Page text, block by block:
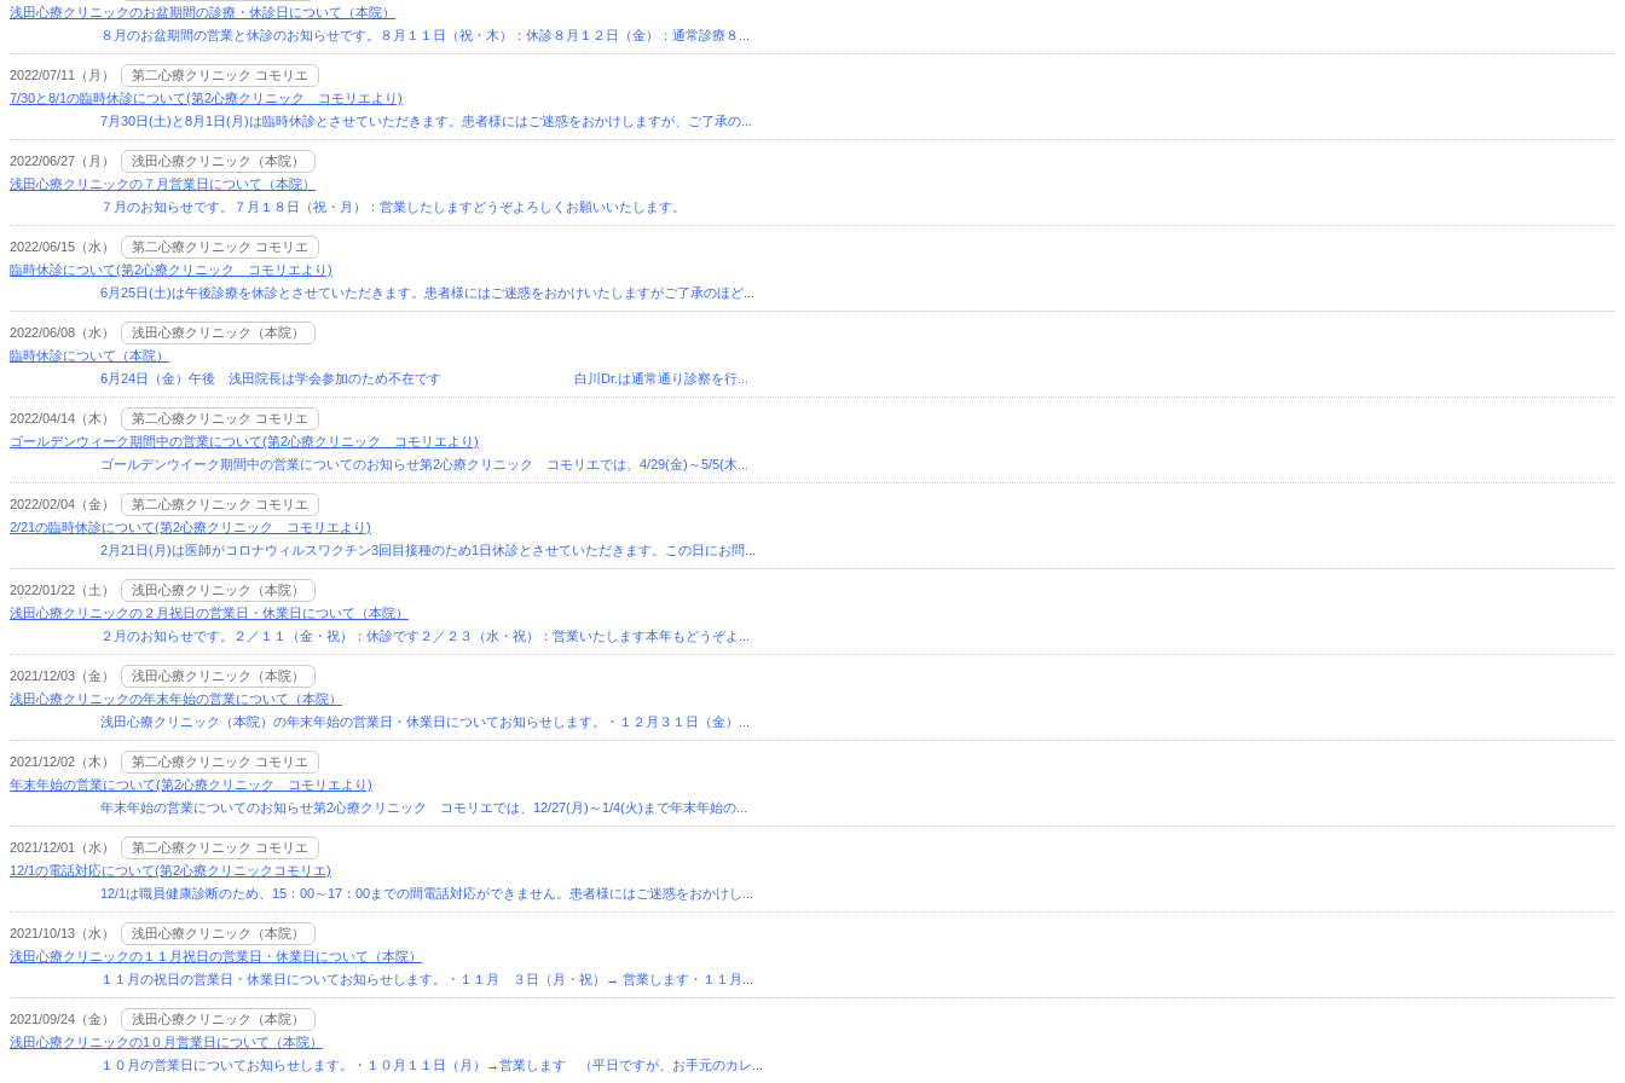
浅田心療クリニックのお盆期間の診療・休診日について（本院）
８月のお盆期間の営業と休診のお知らせです。８月１１日（祝・木）：休診８月１２日（金）：通常診療８...
2022/07/11（月）
第二心療クリニック コモリエ
7/30と8/1の臨時休診について(第2心療クリニック コモリエより)
7月30日(土)と8月1日(月)は臨時休診とさせていただきます。患者様にはご迷惑をおかけしますが、ご了承の...
2022/06/27（月）
浅田心療クリニック（本院）
浅田心療クリニックの７月営業日について（本院）
７月のお知らせです。７月１８日（祝・月）：営業したしますどうぞよろしくお願いいたします。
2022/06/15（水）
第二心療クリニック コモリエ
臨時休診について(第2心療クリニック コモリエより)
6月25日(土)は午後診療を休診とさせていただきます。患者様にはご迷惑をおかけいたしますがご了承のほど...
2022/06/08（水）
浅田心療クリニック（本院）
臨時休診について（本院）
6月24日（金）午後 浅田院長は学会参加のため不在です 白川Dr.は通常通り診察を行...
2022/04/14（木）
第二心療クリニック コモリエ
ゴールデンウィーク期間中の営業について(第2心療クリニック コモリエより)
ゴールデンウイーク期間中の営業についてのお知らせ第2心療クリニック コモリエでは、4/29(金)～5/5(木...
2022/02/04（金）
第二心療クリニック コモリエ
2/21の臨時休診について(第2心療クリニック コモリエより)
2月21日(月)は医師がコロナウィルスワクチン3回目接種のため1日休診とさせていただきます。この日にお問...
2022/01/22（土）
浅田心療クリニック（本院）
浅田心療クリニックの２月祝日の営業日・休業日について（本院）
２月のお知らせです。２／１１（金・祝）：休診です２／２３（水・祝）：営業いたします本年もどうぞよ...
2021/12/03（金）
浅田心療クリニック（本院）
浅田心療クリニックの年末年始の営業について（本院）
浅田心療クリニック（本院）の年末年始の営業日・休業日についてお知らせします。・１２月３１日（金）...
2021/12/02（木）
第二心療クリニック コモリエ
年末年始の営業について(第2心療クリニック コモリエより)
年末年始の営業についてのお知らせ第2心療クリニック コモリエでは、12/27(月)～1/4(火)まで年末年始の...
2021/12/01（水）
第二心療クリニック コモリエ
12/1の電話対応について(第2心療クリニックコモリエ)
12/1は職員健康診断のため、15：00～17：00までの間電話対応ができません。患者様にはご迷惑をおかけし...
2021/10/13（水）
浅田心療クリニック（本院）
浅田心療クリニックの１１月祝日の営業日・休業日について（本院）
１１月の祝日の営業日・休業日についてお知らせします。・１１月 ３日（月・祝）→ 営業します・１１月...
2021/09/24（金）
浅田心療クリニック（本院）
浅田心療クリニックの1０月営業日について（本院）
１０月の営業日についてお知らせします。・１０月１１日（月）→営業します （平日ですが、お手元のカレ...